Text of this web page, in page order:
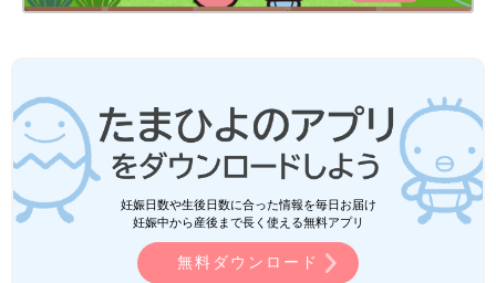
妊娠日数や生後日数に合った情報を毎日お届け
妊娠中から産後まで長く使える無料アプリ
無料ダウンロード